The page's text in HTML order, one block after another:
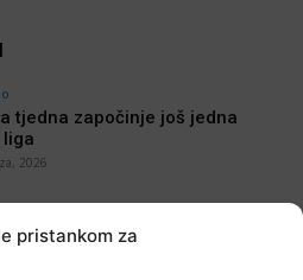
pristankom za
tjedna započinje još jedna
liga
2026
održana Ljetna škola magije